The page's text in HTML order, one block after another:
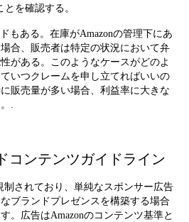
を確認する。
もある。在庫がAmazonの管理下にあ
合、販売者は特定の状況において弁
がある。このようなケースがどのよ
いつクレームを申し立てればいいの
販売量が多い場合、利益率に大きな
.
コンテンツガイドライン
制されており、単純なスポンサー広告
ブランドプレゼンスを構築する場合
。広告はAmazonのコンテンツ基準と